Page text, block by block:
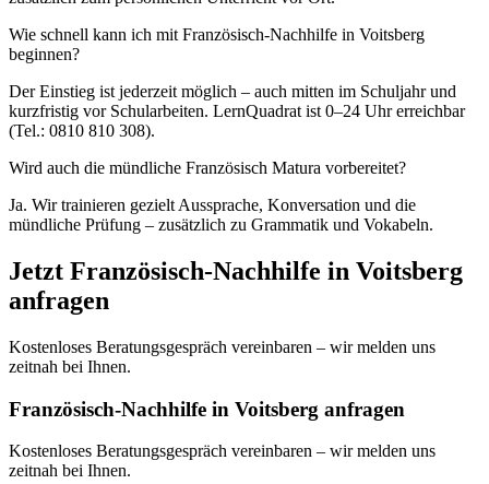
Wie schnell kann ich mit Französisch-Nachhilfe in Voitsberg
beginnen?
Der Einstieg ist jederzeit möglich – auch mitten im Schuljahr und
kurzfristig vor Schularbeiten. LernQuadrat ist 0–24 Uhr erreichbar
(Tel.: 0810 810 308).
Wird auch die mündliche Französisch Matura vorbereitet?
Ja. Wir trainieren gezielt Aussprache, Konversation und die
mündliche Prüfung – zusätzlich zu Grammatik und Vokabeln.
Jetzt Französisch-Nachhilfe in Voitsberg
anfragen
Kostenloses Beratungsgespräch vereinbaren – wir melden uns
zeitnah bei Ihnen.
Französisch-Nachhilfe in Voitsberg anfragen
Kostenloses Beratungsgespräch vereinbaren – wir melden uns
zeitnah bei Ihnen.